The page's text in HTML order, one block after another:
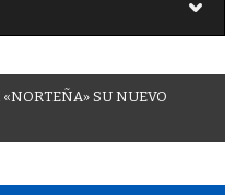
«NORTEÑA» SU NUEVO